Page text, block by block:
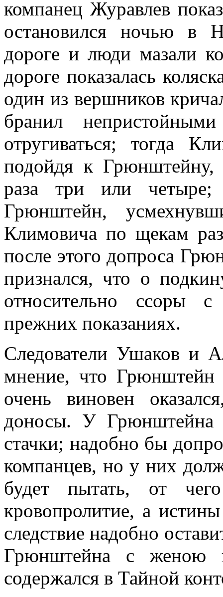
компанец Журавлев
остановился ночью в
дороге и люди мазали
дороге показалась
один из вершников
бранил
отругиваться; тогда
подойдя к Грюнштейну,
раза три или четыре;
Грюнштейн,
Климовича по щекам
после этого допроса
признался, что о
относительно ссоры
прежних показаниях.
Следователи Ушаков и
мнение, что Грюнштейн
очень виновен
доносы. У Грюнштейна
стачки; надобно бы
компанцев, но у них
будет пытать, от
кровопролитие, а
следствие надобно
Грюнштейна с
содержался в Тайной